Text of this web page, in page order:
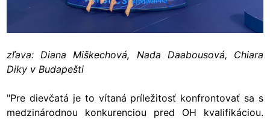
zľava: Diana Miškechová, Nada Daabousová, Chiara
Diky v Budapešti
"Pre dievčatá je to vítaná príležitosť konfrontovať sa s
medzinárodnou konkurenciou pred OH kvalifikáciou.